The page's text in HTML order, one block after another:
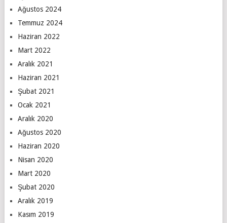
Ağustos 2024
Temmuz 2024
Haziran 2022
Mart 2022
Aralık 2021
Haziran 2021
Şubat 2021
Ocak 2021
Aralık 2020
Ağustos 2020
Haziran 2020
Nisan 2020
Mart 2020
Şubat 2020
Aralık 2019
Kasım 2019